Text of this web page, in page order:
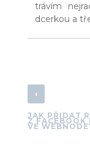
trávím
dcerkou a
‹
JAK PŘIDAT
Z FACEBOOK
VE